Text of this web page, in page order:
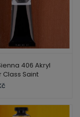
406 Akryl
Class Saint